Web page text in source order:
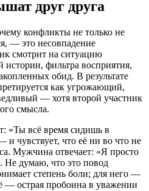
друг друга
конфликты не только не
— это несовпадение
смотрит на ситуацию
истории, фильтра восприятия,
обид. В результате
как угрожающий,
— хотя второй участник
смысла.
«Ты всё время сидишь в
и чувствует, что её ни во что не
Мужчина отвечает: «Я просто
Не думаю, что это повод
степень боли; для него —
— острая пробоина в уважении